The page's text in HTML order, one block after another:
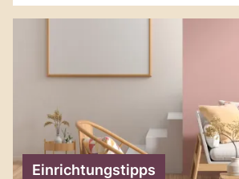
Einrichtungstipps